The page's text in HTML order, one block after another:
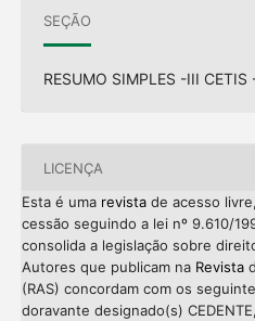
SEÇÃO
RESUMO SIMPLES -III
LICENÇA
Esta é uma revistade acesso
cessão seguindo a lei nº 9.610/
consolida a legislação sobre
Autores que publicam na Revista
(RAS) concordam com os
doravante designado(s)